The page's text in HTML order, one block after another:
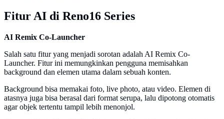
Fitur AI di Reno16 Series
AI Remix Co-Launcher
Salah satu fitur yang menjadi sorotan adalah AI Remix Co-
Launcher. Fitur ini memungkinkan pengguna memisahkan
background dan elemen utama dalam sebuah konten.
Background bisa memakai foto, live photo, atau video. Elemen di
atasnya juga bisa berasal dari format serupa, lalu dipotong otomatis
agar objek tertentu tampil lebih menonjol.